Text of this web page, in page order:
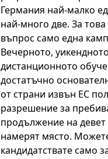
Германия най-малко
най-много две. За
въпрос само една
Вечерното,
дистанционното
достатъчно
от страни извън ЕС
разрешение за
продължение на девет
намерят място.
кандидатствате само